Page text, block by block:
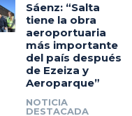
Sáenz: “Salta
tiene la obra
aeroportuaria
más importante
del país después
de Ezeiza y
Aeroparque”
NOTICIA
DESTACADA